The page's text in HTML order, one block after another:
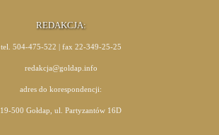
REDAKCJA:
tel. 504-475-522 | fax 22-349-25-25
redakcja@goldap.info
adres do korespondencji:
19-500 Gołdap, ul. Partyzantów 16D